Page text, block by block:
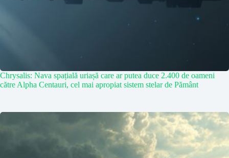
Chrysalis: Nava spațială uriașă care ar putea duce 2.400 de oameni
către Alpha Centauri, cel mai apropiat sistem stelar de Pământ